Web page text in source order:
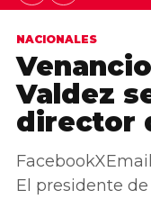
NACIONALES
Valdez
director
El presidente